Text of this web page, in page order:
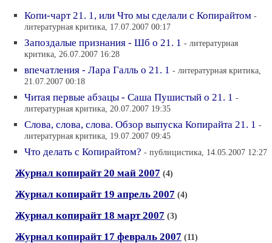
Копи-чарт 21. 1, или Что мы сделали с Копирайтом -
литературная критика, 17.07.2007 00:17
Запоздалые признания - Шб о 21. 1 - литературная
критика, 26.07.2007 16:28
впечатления - Лара Галль о 21. 1 - литературная критика,
21.07.2007 00:18
Читая первые абзацы - Саша Пушистый о 21. 1 -
литературная критика, 20.07.2007 19:35
Слова, слова, слова. Обзор выпуска Копирайта 21. 1 -
литературная критика, 19.07.2007 09:45
Что делать с Копирайтом? - публицистика, 14.05.2007 12:27
Журнал копирайт 20 май 2007 (4)
Журнал копирайт 19 апрель 2007 (4)
Журнал копирайт 18 март 2007 (3)
Журнал копирайт 17 февраль 2007 (11)